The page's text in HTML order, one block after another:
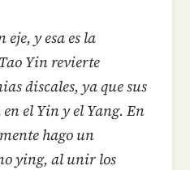
eje, y esa es la
Yin revierte
discales, ya que sus
el Yin y el Yang. En
hago un
ying, al unir los